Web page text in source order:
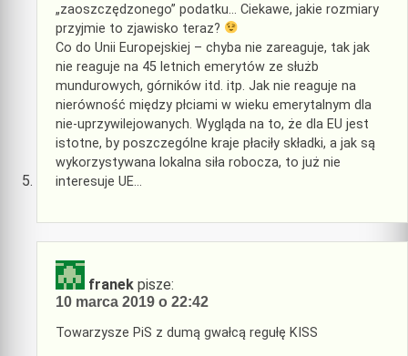
„zaoszczędzonego” podatku… Ciekawe, jakie rozmiary
przyjmie to zjawisko teraz?
Co do Unii Europejskiej – chyba nie zareaguje, tak jak
nie reaguje na 45 letnich emerytów ze służb
mundurowych, górników itd. itp. Jak nie reaguje na
nierówność między płciami w wieku emerytalnym dla
nie-uprzywilejowanych. Wygląda na to, że dla EU jest
istotne, by poszczególne kraje płaciły składki, a jak są
wykorzystywana lokalna siła robocza, to już nie
interesuje UE…
franek pisze:
10 marca 2019 o 22:42
Towarzysze PiS z dumą gwałcą regułę KISS